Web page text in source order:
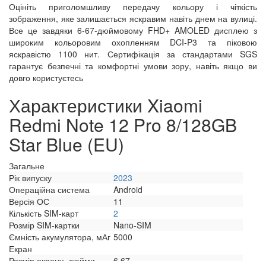
Оцініть приголомшливу передачу кольору і чіткість
зображення, яке залишається яскравим навіть днем на вулиці.
Все це завдяки 6-67-дюймовому FHD+ AMOLED дисплею з
широким кольоровим охопленням DCI-P3 та піковою
яскравістю 1100 нит. Сертифікація за стандартами SGS
гарантує безпечні та комфортні умови зору, навіть якщо ви
довго користуєтесь
Характеристики Xiaomi
Redmi Note 12 Pro 8/128GB
Star Blue (EU)
Загальне
Рік випуску
2023
Операційна система
Android
Версія ОС
11
Кількість SIM-карт
2
Розмір SIM-картки
Nano-SIM
Ємність акумулятора, мАг 5000
Екран